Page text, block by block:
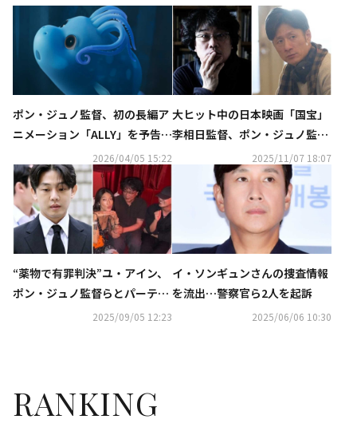
ポン・ジュノ監督、初の長編ア
ニメーション「ALLY」を予告…
2027年公開を目標に制作
2026/04/05 15:22
大ヒット中の日本映画「国宝」
李相日監督、ポン・ジュノ監督
と8年ぶりにソウルで対面
2025/11/07 18:07
“薬物で有罪判決”ユ・アイン、
ポン・ジュノ監督らとパーティ
ー会場に？笑顔の近況がキャッ
2025/09/05 12:23
イ・ソンギュンさんの捜査情報
を流出…警察官ら2人を起訴
2025/06/06 10:30
RANKING